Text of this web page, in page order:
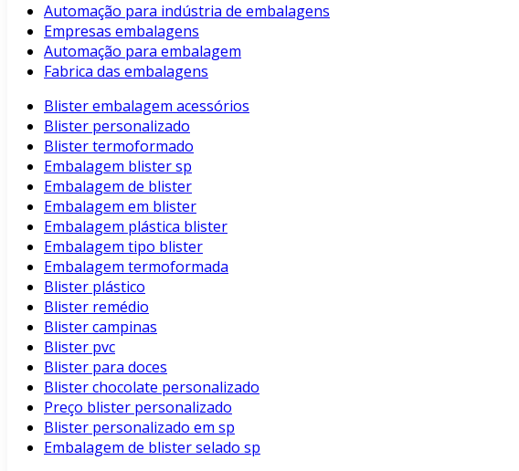
Automação para indústria de embalagens
Empresas embalagens
Automação para embalagem
Fabrica das embalagens
Blister embalagem acessórios
Blister personalizado
Blister termoformado
Embalagem blister sp
Embalagem de blister
Embalagem em blister
Embalagem plástica blister
Embalagem tipo blister
Embalagem termoformada
Blister plástico
Blister remédio
Blister campinas
Blister pvc
Blister para doces
Blister chocolate personalizado
Preço blister personalizado
Blister personalizado em sp
Embalagem de blister selado sp